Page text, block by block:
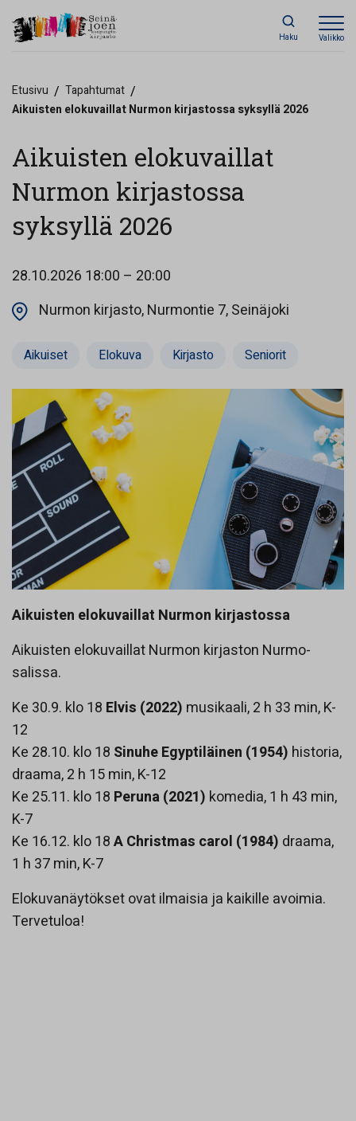
Haku Valikko
Etusivu / Tapahtumat /
Aikuisten elokuvaillat Nurmon kirjastossa syksyllä 2026
Aikuisten elokuvaillat
Nurmon kirjastossa
syksyllä 2026
28.10.2026 18:00 – 20:00
Nurmon kirjasto, Nurmontie 7, Seinäjoki
Aikuiset Elokuva Kirjasto Seniorit
Aikuisten elokuvaillat Nurmon kirjastossa
Aikuisten elokuvaillat Nurmon kirjaston Nurmo-
salissa.
Ke 30.9. klo 18 Elvis (2022) musikaali, 2 h 33 min, K-
12
Ke 28.10. klo 18 Sinuhe Egyptiläinen (1954) historia,
draama, 2 h 15 min, K-12
Ke 25.11. klo 18 Peruna (2021) komedia, 1 h 43 min,
K-7
Ke 16.12. klo 18A Christmas carol (1984) draama,
1 h 37 min, K-7
Elokuvanäytökset ovat ilmaisia ja kaikille avoimia.
Tervetuloa!